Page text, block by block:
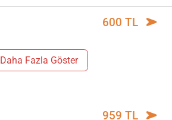
600 TL
Daha Fazla Göster
959 TL